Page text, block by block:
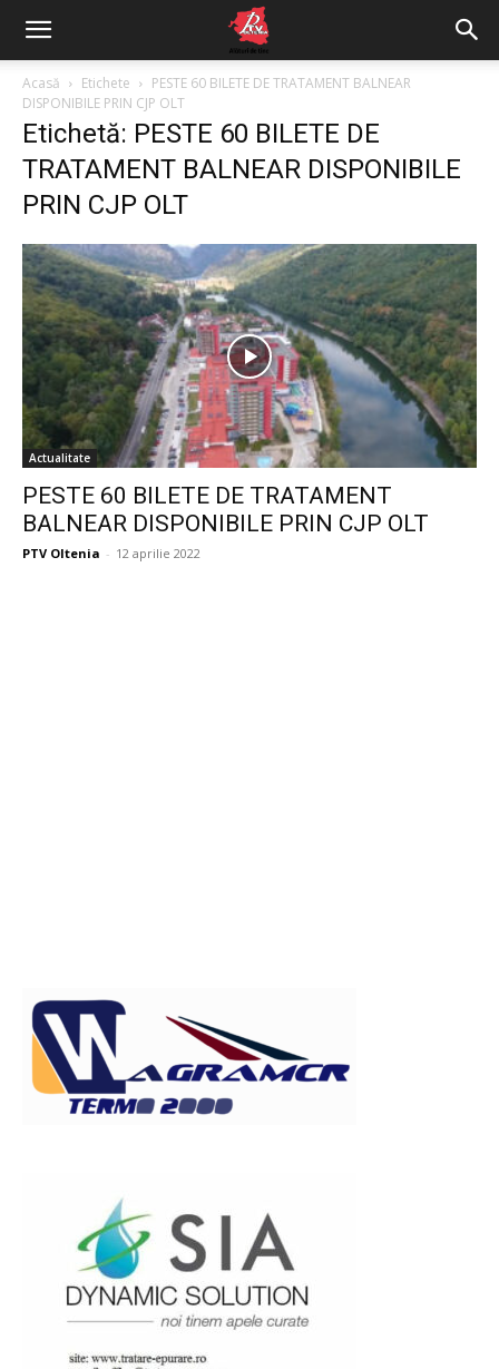
Acasă Etichete
PESTE 60 BILETE DE TRATAMENT BALNEAR
DISPONIBILE PRIN CJP OLT
Etichetă: PESTE 60 BILETE DE
TRATAMENT BALNEAR DISPONIBILE
PRIN CJP OLT
Actualitate
PESTE 60 BILETE DE TRATAMENT
BALNEAR DISPONIBILE PRIN CJP OLT
PTV Oltenia - 12 aprilie 2022